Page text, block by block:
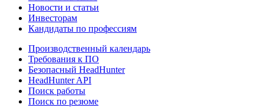
Новости и статьи
Инвесторам
Кандидаты по профессиям
Производственный календарь
Требования к ПО
Безопасный HeadHunter
HeadHunter API
Поиск работы
Поиск по резюме